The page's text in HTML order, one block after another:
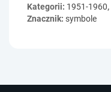
Kategorii: 1951-1960,
Znacznik: symbole